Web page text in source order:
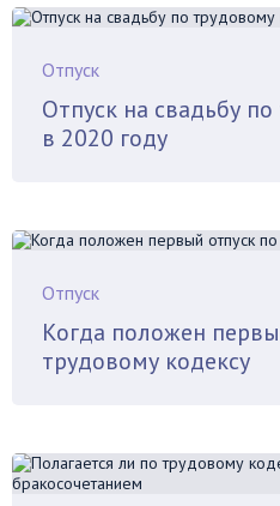
Отпуск
Отпуск на свадьбу
в 2020 году
Отпуск
Когда положен
трудовому кодексу